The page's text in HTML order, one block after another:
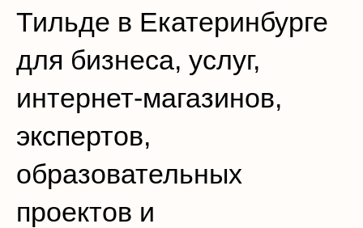
Тильде в Екатеринбурге
для бизнеса, услуг,
интернет-магазинов,
экспертов,
образовательных
проектов и